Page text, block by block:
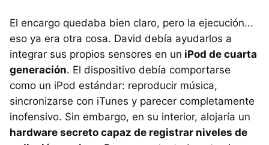
El encargo quedaba bien claro, pero la ejecución...
eso ya era otra cosa. David debía ayudarlos a
integrar sus propios sensores en un iPod de cuarta
generación. El dispositivo debía comportarse
como un iPod estándar: reproducir música,
sincronizarse con iTunes y parecer completamente
inofensivo. Sin embargo, en su interior, alojaría un
hardware secreto capaz de registrar niveles de